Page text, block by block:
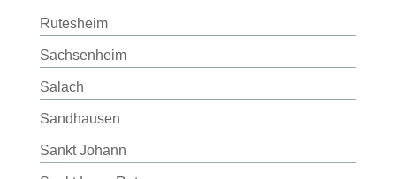
Rutesheim
Sachsenheim
Salach
Sandhausen
Sankt Johann